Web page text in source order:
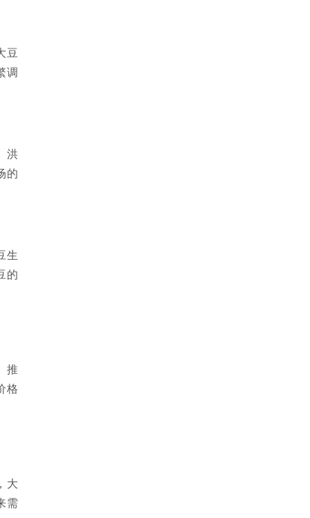
豆
调
洪
的
生
的
推
格
大
需